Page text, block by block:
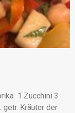
1 Zucchini 3
Kräuter der